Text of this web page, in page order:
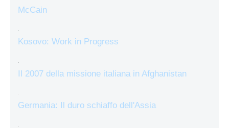
McCain
Kosovo: Work in Progress
Il 2007 della missione italiana in Afghanistan
Germania: Il duro schiaffo dell'Assia